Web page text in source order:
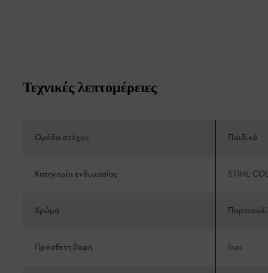
Τεχνικές λεπτομέρειες
Ομάδα-στόχος Παιδικά
Κατηγορία ενδυμασίας STIHL
Χρώμα Πορτοκαλί
Πρόσθετη βαφή Γκρι